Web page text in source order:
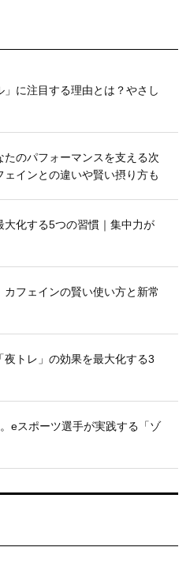
に注目する理由とは？やさし
のパフォーマンスを支える次
インとの違いや賢い摂り方も
化する5つの習慣｜集中力が
カフェインの賢い使い方と新常
トレ」の効果を最大化する3
eスポーツ選手が実践する「ゾ